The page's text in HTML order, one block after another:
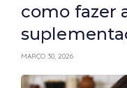
como fazer
MARÇO 30, 2026